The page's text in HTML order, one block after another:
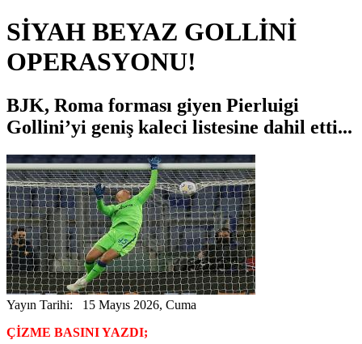
SİYAH BEYAZ GOLLİNİ
OPERASYONU!
BJK, Roma forması giyen Pierluigi
Gollini’yi geniş kaleci listesine dahil etti...
Yayın Tarihi: 15 Mayıs 2026, Cuma
ÇİZME BASINI YAZDI;